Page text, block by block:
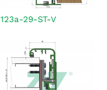
123a-29-ST-V